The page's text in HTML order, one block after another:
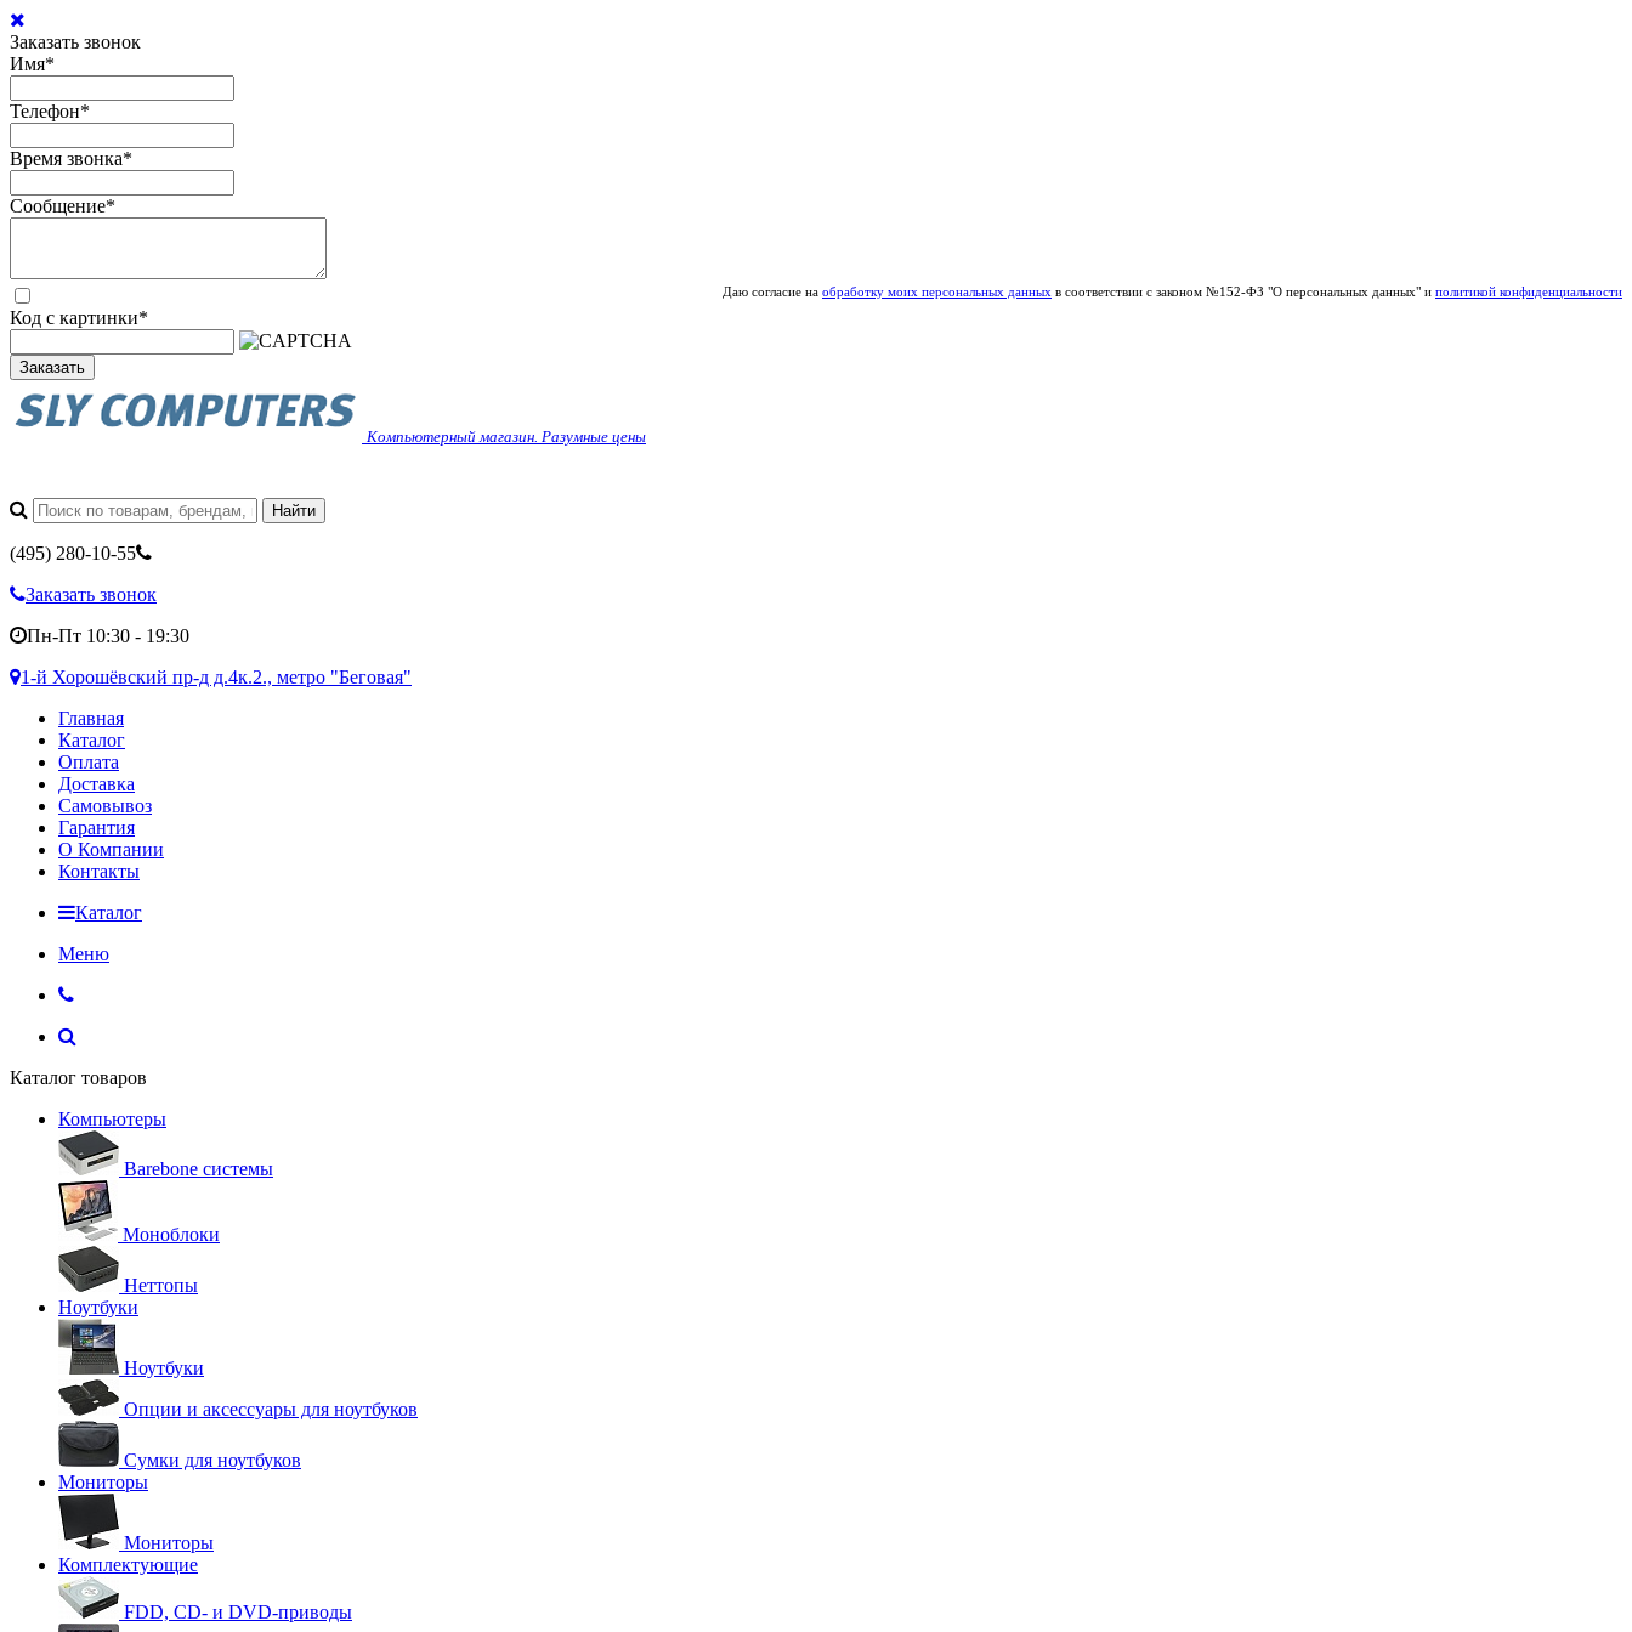
Заказать звонок
Имя*
Телефон*
Время звонка*
Сообщение*
Даю согласие на обработку моих персональных данных в соответствии с законом №152-ФЗ "О персональных данных" и политикой конфиденциальности
Код с картинки*
Заказать
Компьютерный магазин. Разумные цены
(495) 280-10-55
Заказать звонок
Пн-Пт 10:30 - 19:30
1-й Хорошёвский пр-д д.4к.2., метро "Беговая"
Главная
Каталог
Оплата
Доставка
Самовывоз
Гарантия
О Компании
Контакты
Каталог
Меню
Каталог товаров
Компьютеры
Barebone системы
Моноблоки
Неттопы
Ноутбуки
Ноутбуки
Опции и аксессуары для ноутбуков
Сумки для ноутбуков
Мониторы
Мониторы
Комплектующие
FDD, CD- и DVD-приводы